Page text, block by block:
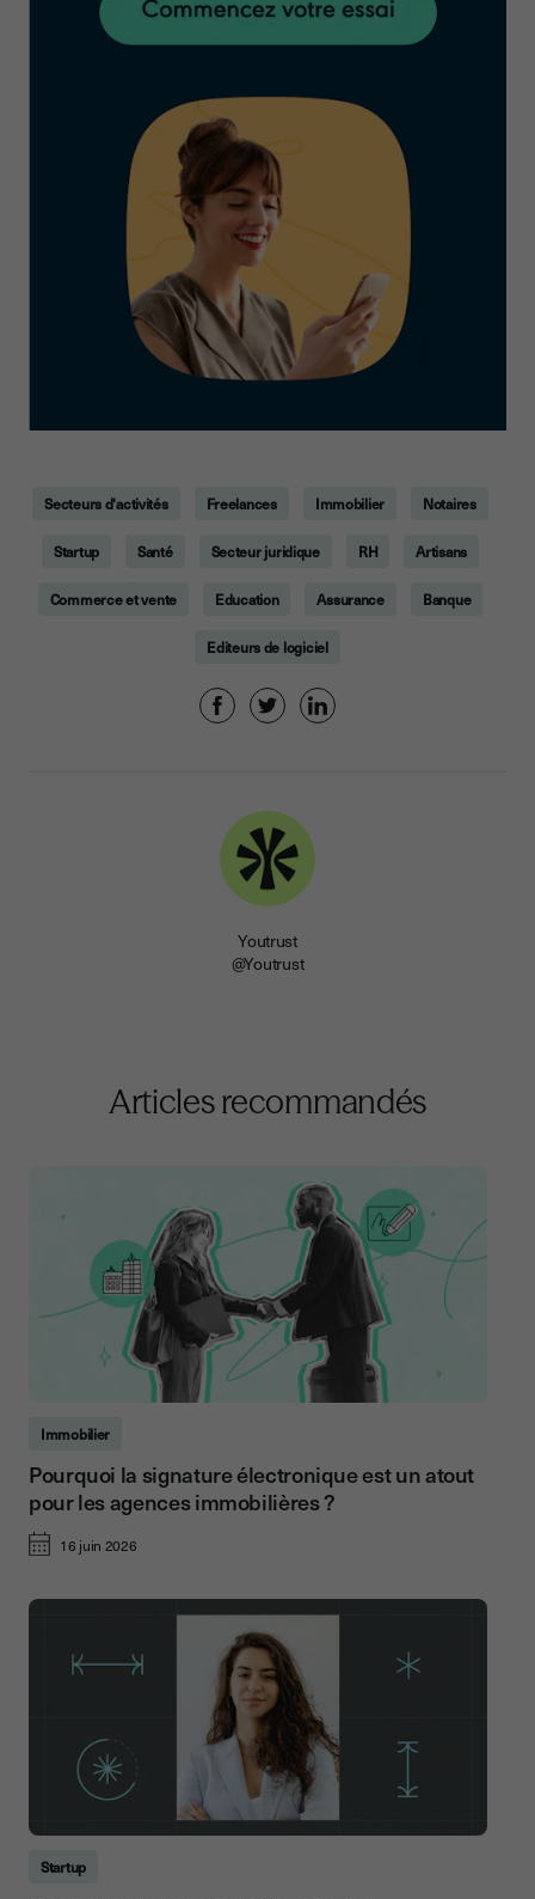
Secteurs d'activités Freelances Immobilier Notaires
Startup Santé Secteur juridique RH Artisans
Commerce et vente Education Assurance Banque
Editeurs de logiciel
Youtrust
@Youtrust
Articles recommandés
Immobilier
Pourquoi la signature électronique est un atout
pour les agences immobilières ?
16 juin 2026
Startup